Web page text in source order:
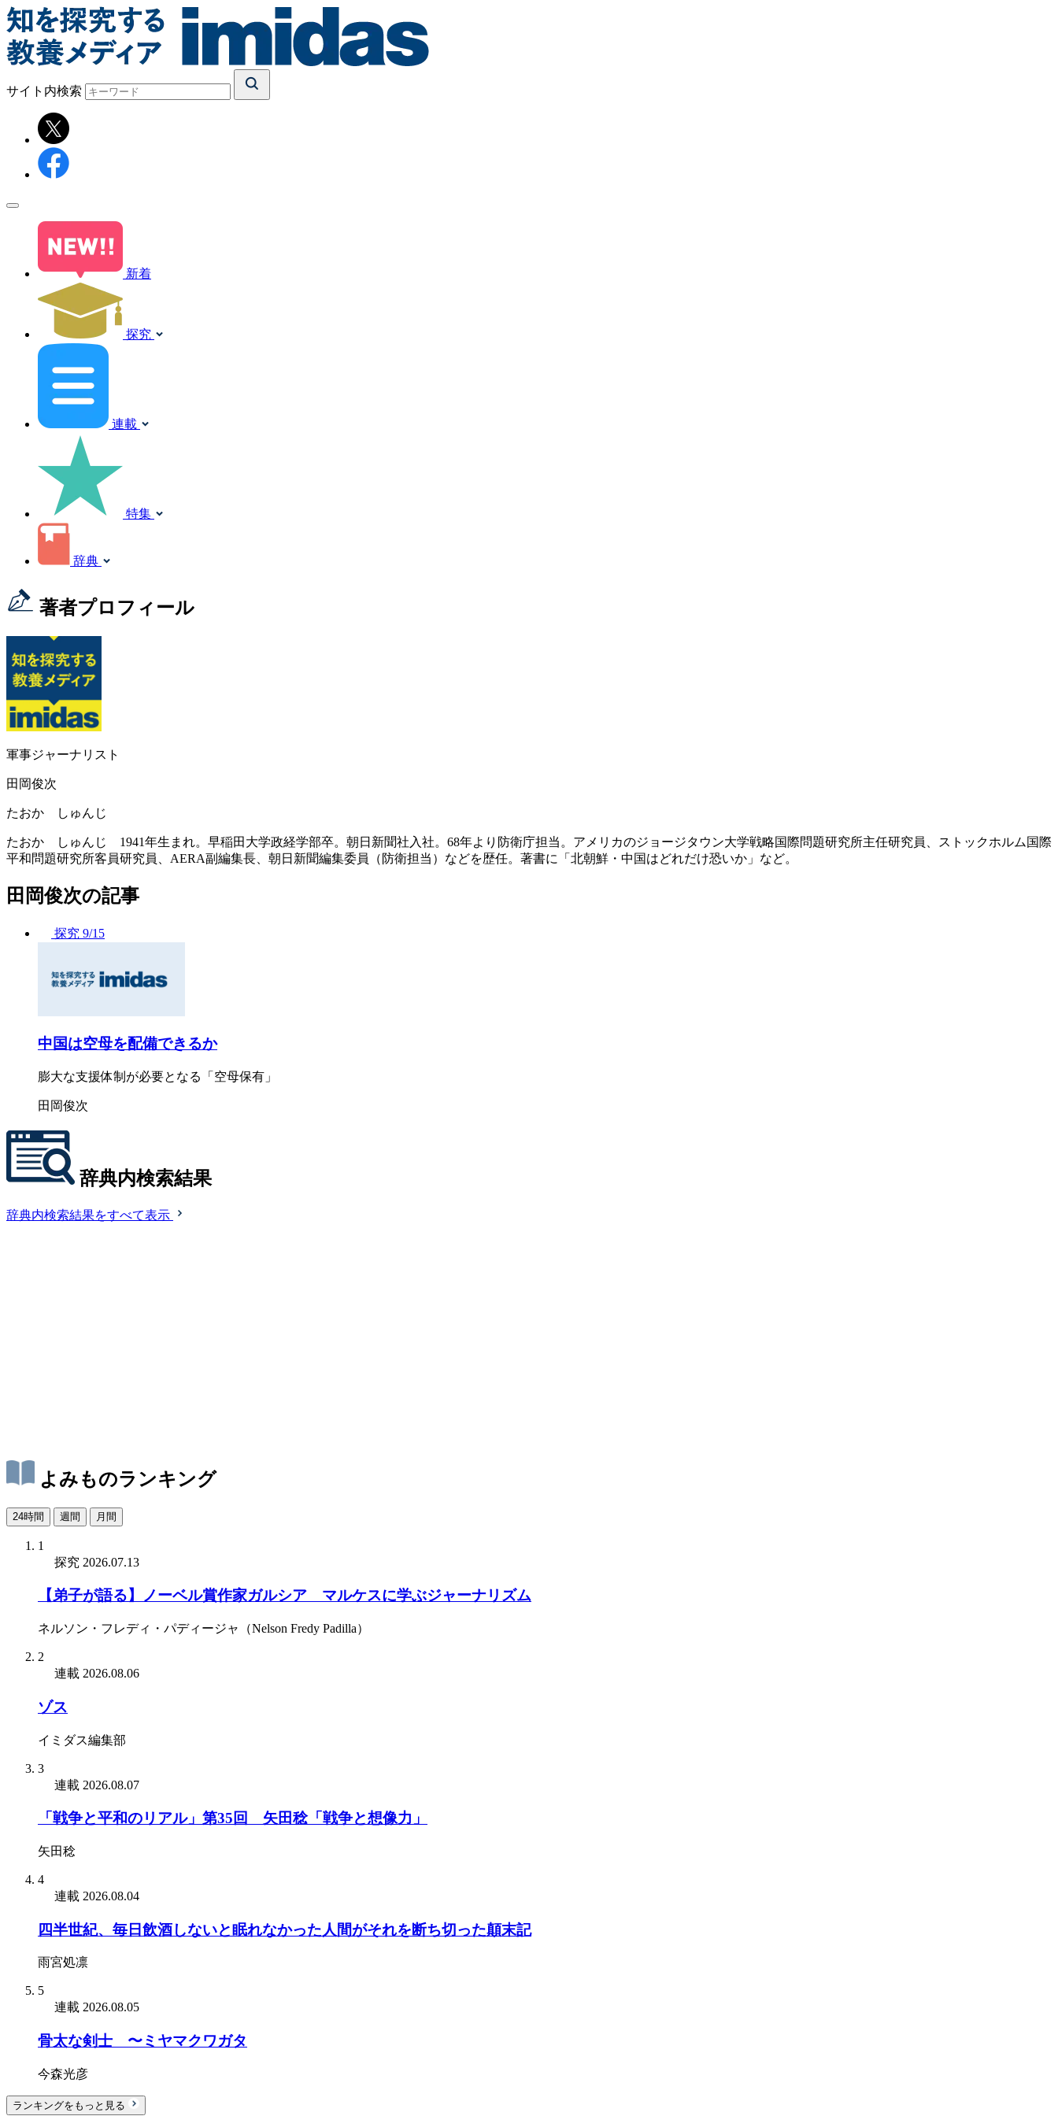
サイト内検索
新着
探究
連載
特集
辞典
著者プロフィール
軍事ジャーナリスト
田岡俊次
たおか しゅんじ
たおか しゅんじ 1941年生まれ。早稲田大学政経学部卒。朝日新聞社入社。68年より防衛庁担当。アメリカのジョージタウン大学戦略国際問題研究所主任研究員、ストックホルム国際
平和問題研究所客員研究員、AERA副編集長、朝日新聞編集委員（防衛担当）などを歴任。著書に「北朝鮮・中国はどれだけ恐いか」など。
田岡俊次の記事
探究 9/15
中国は空母を配備できるか
膨大な支援体制が必要となる「空母保有」
田岡俊次
辞典内検索結果
辞典内検索結果をすべて表示
よみものランキング
24時間 週間 月間
1
探究 2026.07.13
【弟子が語る】ノーベル賞作家ガルシア゠マルケスに学ぶジャーナリズム
ネルソン・フレディ・パディージャ（Nelson Fredy Padilla）
2
連載 2026.08.06
ゾス
イミダス編集部
3
連載 2026.08.07
「戦争と平和のリアル」第35回 矢田稔「戦争と想像力」
矢田稔
4
連載 2026.08.04
四半世紀、毎日飲酒しないと眠れなかった人間がそれを断ち切った顛末記
雨宮処凛
5
連載 2026.08.05
骨太な剣士 〜ミヤマクワガタ
今森光彦
ランキングをもっと見る